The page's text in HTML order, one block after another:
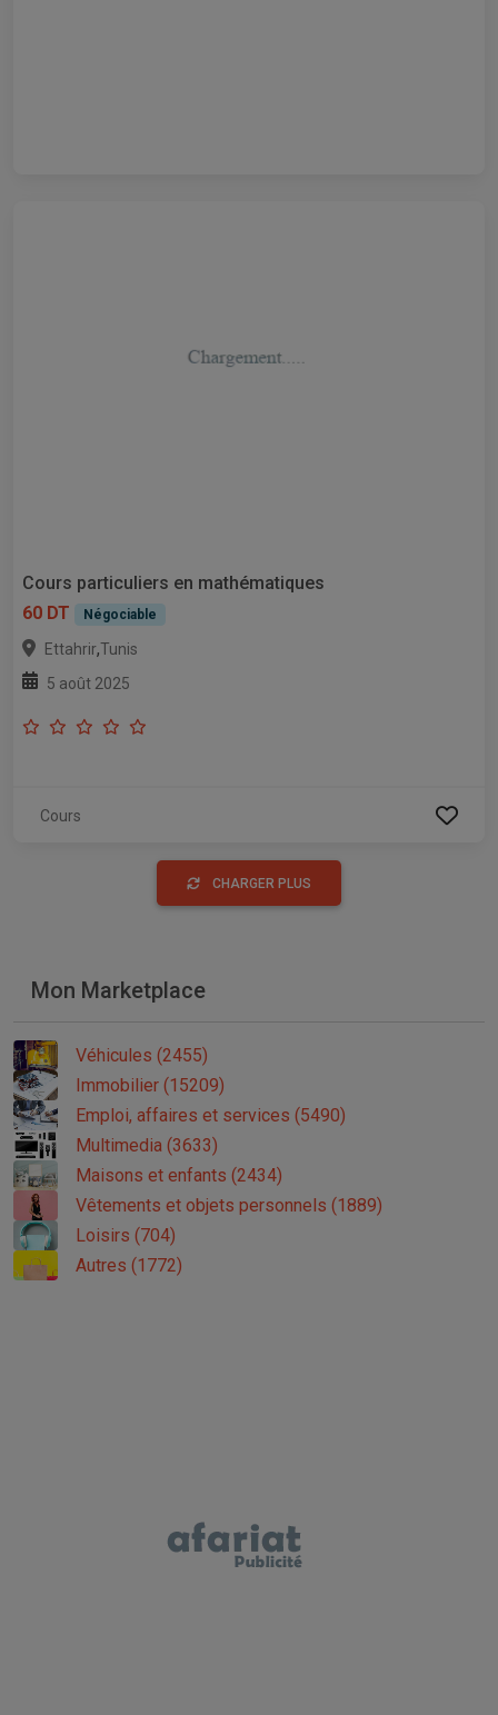
Cours particuliers en mathématiques
60 DT
Négociable
Ettahrir,Tunis
5 août 2025
Cours
CHARGER PLUS
Mon Marketplace
Véhicules (2455)
Immobilier (15209)
Emploi, affaires et services (5490)
Multimedia (3633)
Maisons et enfants (2434)
Vêtements et objets personnels (1889)
Loisirs (704)
Autres (1772)